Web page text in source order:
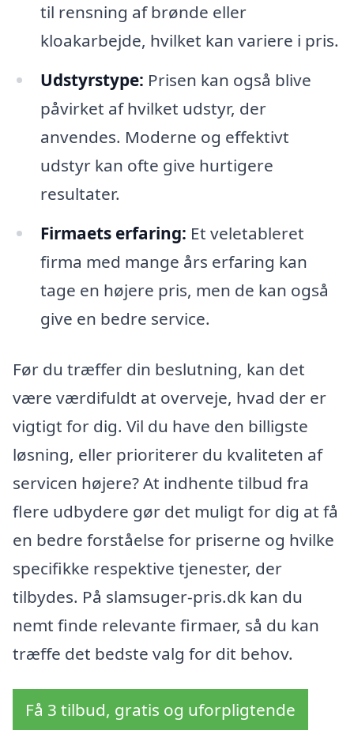
til rensning af brønde eller
kloakarbejde, hvilket kan variere i pris.
Udstyrstype: Prisen kan også blive
påvirket af hvilket udstyr, der
anvendes. Moderne og effektivt
udstyr kan ofte give hurtigere
resultater.
Firmaets erfaring: Et veletableret
firma med mange års erfaring kan
tage en højere pris, men de kan også
give en bedre service.
Før du træffer din beslutning, kan det
være værdifuldt at overveje, hvad der er
vigtigt for dig. Vil du have den billigste
løsning, eller prioriterer du kvaliteten af
servicen højere? At indhente tilbud fra
flere udbydere gør det muligt for dig at få
en bedre forståelse for priserne og hvilke
specifikke respektive tjenester, der
tilbydes. På slamsuger-pris.dk kan du
nemt finde relevante firmaer, så du kan
træffe det bedste valg for dit behov.
Få 3 tilbud, gratis og uforpligtende